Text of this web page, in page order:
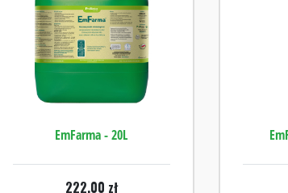
EmFarma - 20L
222,00 zł